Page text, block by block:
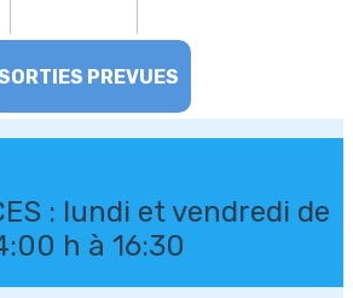
PREVUES
: lundi et vendredi de
h à 16:30